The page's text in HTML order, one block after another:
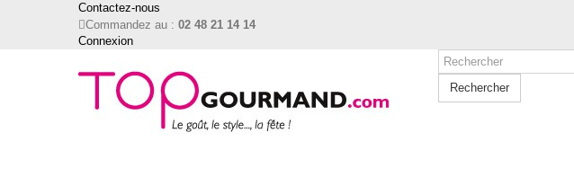
Contactez-nous
Commandez au : 02 48 21 14 14
Connexion
Rechercher